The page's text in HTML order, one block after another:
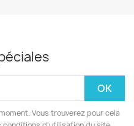
Vous trouverez pour cela